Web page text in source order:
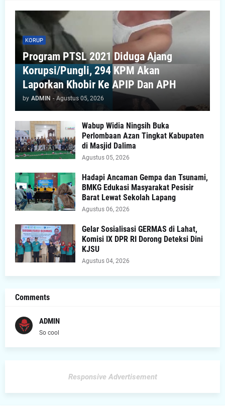
KORUP
Program PTSL 2021 Diduga Ajang
Korupsi/Pungli, 294 KPM Akan
Laporkan Khobir Ke APIP Dan APH
by ADMIN - Agustus 05, 2026
Wabup Widia Ningsih Buka
Perlombaan Azan Tingkat Kabupaten
di Masjid Dalima
Agustus 05, 2026
Hadapi Ancaman Gempa dan Tsunami,
BMKG Edukasi Masyarakat Pesisir
Barat Lewat Sekolah Lapang
Agustus 06, 2026
Gelar Sosialisasi GERMAS di Lahat,
Komisi IX DPR RI Dorong Deteksi Dini
KJSU
Agustus 04, 2026
Comments
ADMIN
So cool
Responsive Advertisement